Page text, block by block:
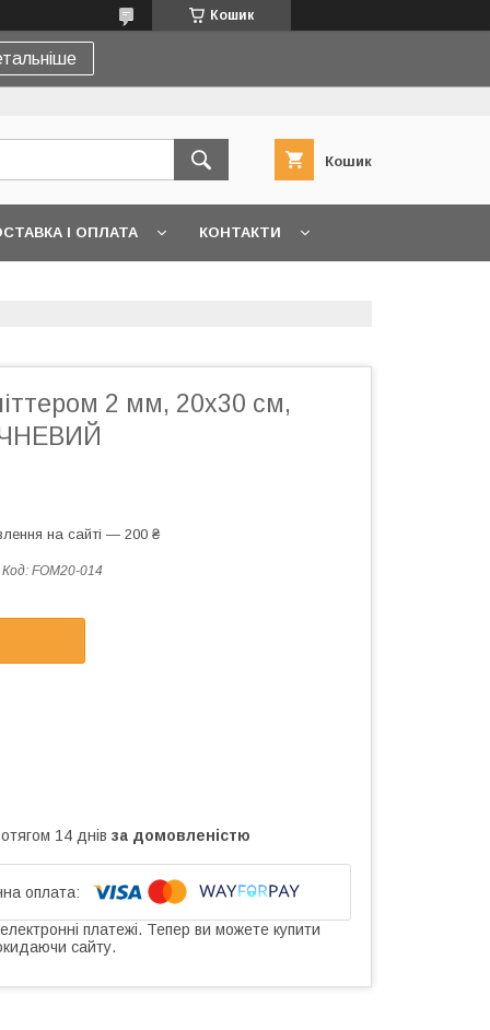
Кошик
Кошик
І ОПЛАТА КОНТАКТИ
2 мм, 20x30 см,
на сайті — 200 ₴
Код: FOM20-014
14 днів за домовленістю
платежі. Тепер ви можете купити
сайту.